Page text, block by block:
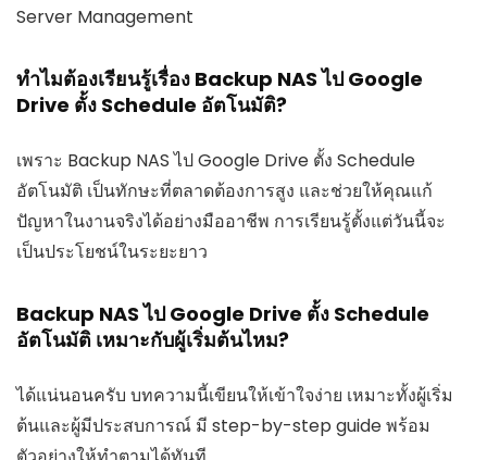
Server Management
ทำไมต้องเรียนรู้เรื่อง Backup NAS ไป Google
Drive ตั้ง Schedule อัตโนมัติ?
เพราะ Backup NAS ไป Google Drive ตั้ง Schedule
อัตโนมัติ เป็นทักษะที่ตลาดต้องการสูง และช่วยให้คุณแก้
ปัญหาในงานจริงได้อย่างมืออาชีพ การเรียนรู้ตั้งแต่วันนี้จะ
เป็นประโยชน์ในระยะยาว
Backup NAS ไป Google Drive ตั้ง Schedule
อัตโนมัติ เหมาะกับผู้เริ่มต้นไหม?
ได้แน่นอนครับ บทความนี้เขียนให้เข้าใจง่าย เหมาะทั้งผู้เริ่ม
ต้นและผู้มีประสบการณ์ มี step-by-step guide พร้อม